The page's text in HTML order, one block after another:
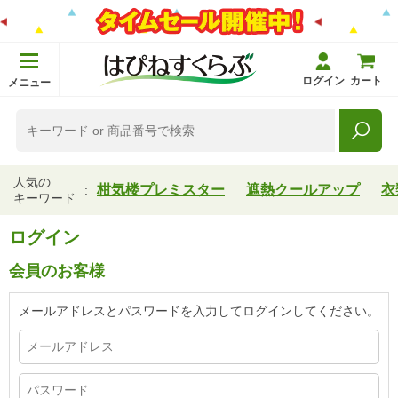
メニュー ログイン カート
人気の
キーワード
柑気楼プレミスター 遮熱クールアップ 衣
ログイン
会員のお客様
メールアドレスとパスワードを入力してログインしてください。